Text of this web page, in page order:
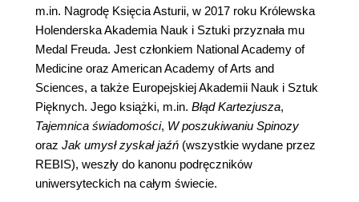
m.in. Nagrodę Księcia Asturii, w 2017 roku Królewska
Holenderska Akademia Nauk i Sztuki przyznała mu
Medal Freuda. Jest członkiem National Academy of
Medicine oraz American Academy of Arts and
Sciences, a także Europejskiej Akademii Nauk i Sztuk
Pięknych. Jego książki, m.in. Błąd Kartezjusza,
Tajemnica świadomości, W poszukiwaniu Spinozy
oraz Jak umysł zyskał jaźń (wszystkie wydane przez
REBIS), weszły do kanonu podręczników
uniwersyteckich na całym świecie.